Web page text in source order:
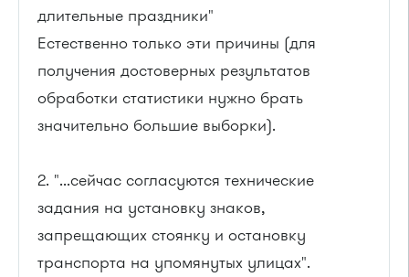
длительные праздники"
Естественно только эти причины (для
получения достоверных результатов
обработки статистики нужно брать
значительно большие выборки).
2. "...сейчас согласуются технические
задания на установку знаков,
запрещающих стоянку и остановку
транспорта на упомянутых улицах".